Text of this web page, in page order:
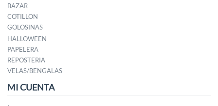
BAZAR
COTILLON
GOLOSINAS
HALLOWEEN
PAPELERA
REPOSTERIA
VELAS/BENGALAS
MI CUENTA